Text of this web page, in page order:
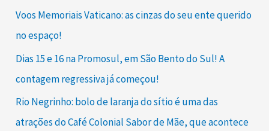
Voos Memoriais Vaticano: as cinzas do seu ente querido
no espaço!
Dias 15 e 16 na Promosul, em São Bento do Sul! A
contagem regressiva já começou!
Rio Negrinho: bolo de laranja do sítio é uma das
atrações do Café Colonial Sabor de Mãe, que acontece